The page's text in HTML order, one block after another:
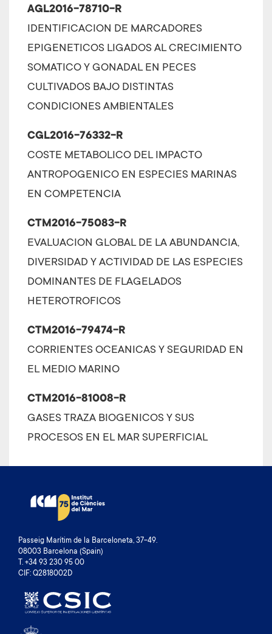
AGL2016-78710-R
IDENTIFICACION DE MARCADORES
EPIGENETICOS LIGADOS AL CRECIMIENTO
SOMATICO Y GONADAL EN PECES
CULTIVADOS BAJO DISTINTAS
CONDICIONES AMBIENTALES
CGL2016-76332-R
COSTE METABOLICO DEL IMPACTO
ANTROPOGENICO EN ESPECIES MARINAS
EN COMPETENCIA
CTM2016-75083-R
EVALUACION GLOBAL DE LA ABUNDANCIA,
DIVERSIDAD Y ACTIVIDAD DE LAS ESPECIES
DOMINANTES DE FLAGELADOS
HETEROTROFICOS
CTM2016-79474-R
CORRIENTES OCEANICAS Y SEGURIDAD EN
EL MEDIO MARINO
CTM2016-81008-R
GASES TRAZA BIOGENICOS Y SUS
PROCESOS EN EL MAR SUPERFICIAL
Passeig Marítim de la Barceloneta, 37-49.
08003 Barcelona (Spain)
T. +34 93 230 95 00
CIF: Q2818002D